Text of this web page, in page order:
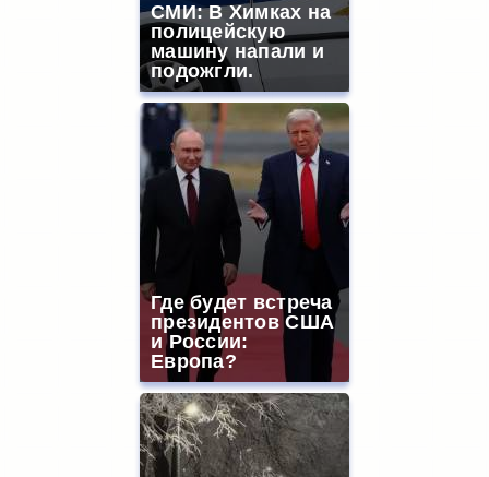
СМИ: В Химках на
полицейскую
машину напали и
подожгли.
Где будет встреча
президентов США
и России:
Европа?